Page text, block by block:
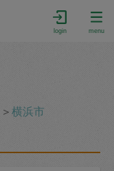
login menu
＞横浜市